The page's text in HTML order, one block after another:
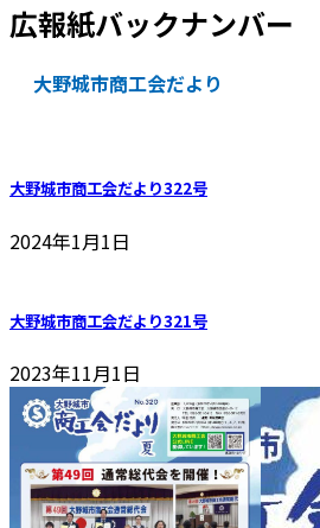
広報紙バックナンバー
大野城市商工会だより
大野城市商工会だより322号
2024年1月1日
大野城市商工会だより321号
2023年11月1日